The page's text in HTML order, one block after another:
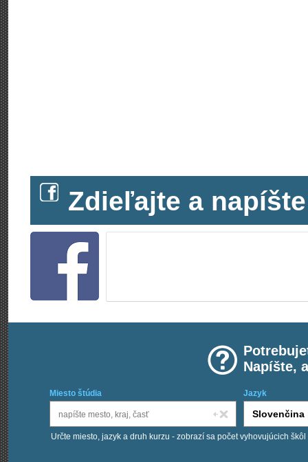
Zdieľajte a
Napíšte,
Miesto štúdia Jazyk
Určte miesto, jazyk a druh kurzu - zobrazí sa počet vyhovujúcich škôl